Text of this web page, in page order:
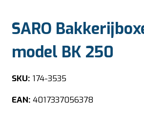
SARO
model BK 250
SKU: 174-3535
EAN: 4017337056378